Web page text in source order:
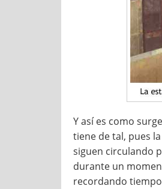
Y así es como
tiene de tal, pues
siguen circulando
durante un
recordando